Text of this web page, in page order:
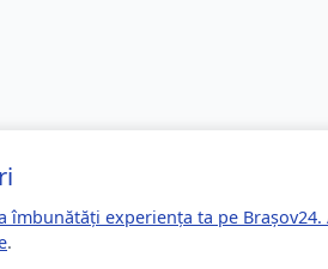
îmbunătăți experiența ta pe
.